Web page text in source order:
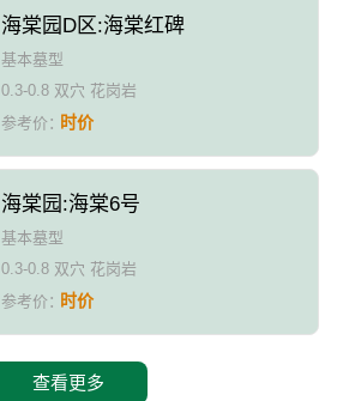
海棠园D区:海棠红碑
基本墓型
0.3-0.8 双穴 花岗岩
参考价：时价
海棠园:海棠6号
基本墓型
0.3-0.8 双穴 花岗岩
参考价：时价
查看更多